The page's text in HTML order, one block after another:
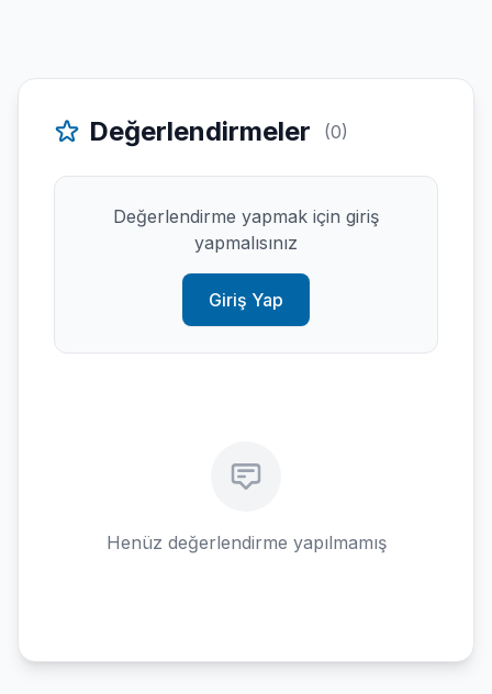
Değerlendirmeler (0)
Değerlendirme yapmak için giriş
yapmalısınız
Giriş Yap
Henüz değerlendirme yapılmamış